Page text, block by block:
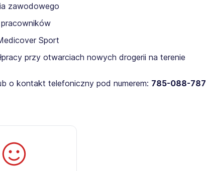
zawodowego
Sport
przy otwarciach nowych drogerii na terenie
o kontakt telefoniczny pod numerem: 785-088-787